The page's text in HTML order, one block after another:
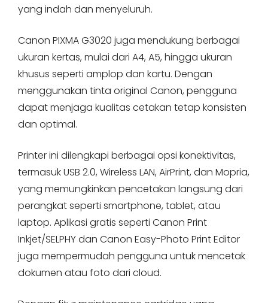
yang indah dan menyeluruh.
Canon PIXMA G3020 juga mendukung berbagai
ukuran kertas, mulai dari A4, A5, hingga ukuran
khusus seperti amplop dan kartu. Dengan
menggunakan tinta original Canon, pengguna
dapat menjaga kualitas cetakan tetap konsisten
dan optimal.
Printer ini dilengkapi berbagai opsi konektivitas,
termasuk USB 2.0, Wireless LAN, AirPrint, dan Mopria,
yang memungkinkan pencetakan langsung dari
perangkat seperti smartphone, tablet, atau
laptop. Aplikasi gratis seperti Canon Print
Inkjet/SELPHY dan Canon Easy-Photo Print Editor
juga mempermudah pengguna untuk mencetak
dokumen atau foto dari cloud.